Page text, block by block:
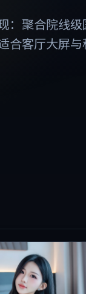
：聚合院线
合客厅大屏